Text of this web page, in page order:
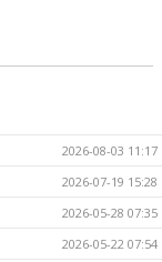
2026-08-03 11:17
2026-07-19 15:28
2026-05-28 07:35
2026-05-22 07:54